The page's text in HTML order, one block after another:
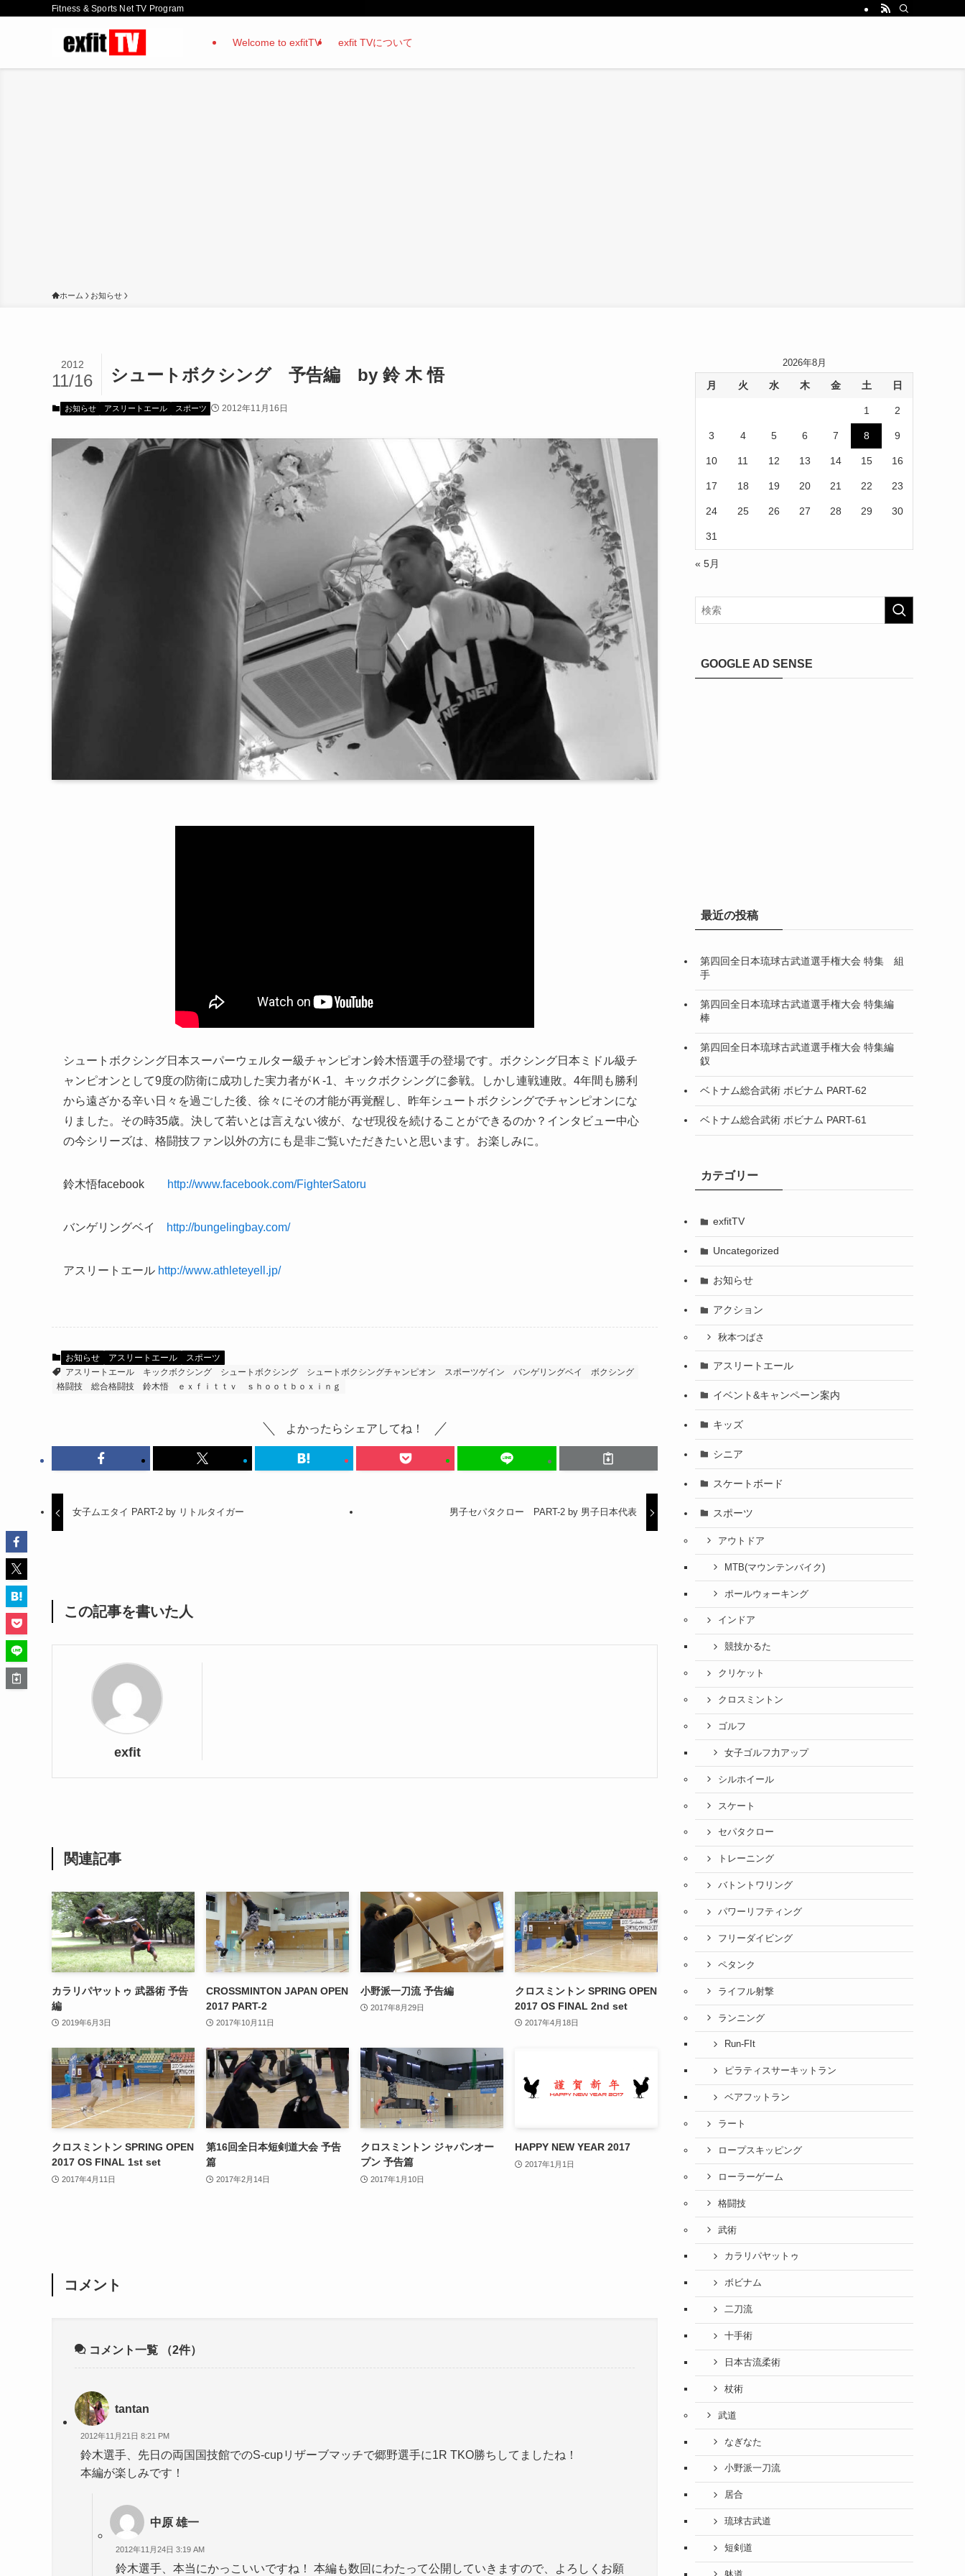
Fitness & Sports Net TV Program
Welcome to exfitTV exfit TVについて
ホーム お知らせ
シュートボクシング 予告編 by 鈴 木 悟
2012
11/16
お知らせ アスリートエール スポーツ 2012年11月16日
シュートボクシング日本スーパーウェルター級チャンピオン鈴木悟選手の登場です。ボクシング日本ミドル級チ
ャンピオンとして9度の防衛に成功した実力者がＫ-1、キックボクシングに参戦。しかし連戦連敗。4年間も勝利
から遠ざかる辛い日々を過ごした後、徐々にその才能が再覚醒し、昨年シュートボクシングでチャンピオンにな
りました。その時35歳。決して若いとは言えない彼が、なぜ現役を続けることができるのか？インタビュー中心
の今シリーズは、格闘技ファン以外の方にも是非ご覧いただきたいと思います。お楽しみに。
鈴木悟facebook http://www.facebook.com/FighterSatoru
バンゲリングベイ http://bungelingbay.com/
アスリートエール http://www.athleteyell.jp/
お知らせ アスリートエール
スポーツ
アスリートエール
キックボクシング シュートボクシング シュートボクシングチャンピオン スポーツゲイン バンゲリングベイ
ボクシング
格闘技
総合格闘技 鈴木悟 ｅｘｆｉｔｔｖ ｓｈｏｏｔｂｏｘｉｎｇ
よかったらシェアしてね！
女子ムエタイ PART-2 by リトルタイガー 男子セパタクロー PART-2 by 男子日本代表
この記事を書いた人
exfit
関連記事
カラリパヤットゥ 武器術 予告
編
2019年6月3日
CROSSMINTON JAPAN OPEN
2017 PART-2
2017年10月11日
小野派一刀流 予告編
2017年8月29日
クロスミントン SPRING OPEN
2017 OS FINAL 2nd set
2017年4月18日
クロスミントン SPRING OPEN
2017 OS FINAL 1st set
2017年4月11日
第16回全日本短剣道大会 予告
篇
2017年2月14日
クロスミントン ジャパンオー
プン 予告篇
2017年1月10日
HAPPY NEW YEAR 2017
2017年1月1日
コメント
コメント一覧 （2件）
tantan
2012年11月21日 8:21 PM
鈴木選手、先日の両国国技館でのS-cupリザーブマッチで郷野選手に1R TKO勝ちしてましたね！
本編が楽しみです！
中原 雄一
2012年11月24日 3:19 AM
鈴木選手、本当にかっこいいですね！ 本編も数回にわたって公開していきますので、よろしくお願
2026年8月
月 火 水 木 金 土 日
1 2
3 4 5 6 7 8 9
10 11 12 13 14 15 16
17 18 19 20 21 22 23
24 25 26 27 28 29 30
31
« 5月
GOOGLE AD SENSE
最近の投稿
第四回全日本琉球古武道選手権大会 特集 組
手
第四回全日本琉球古武道選手権大会 特集編
棒
第四回全日本琉球古武道選手権大会 特集編
釵
ベトナム総合武術 ボビナム PART-62
ベトナム総合武術 ボビナム PART-61
カテゴリー
exfitTV
Uncategorized
お知らせ
アクション
秋本つばさ
アスリートエール
イベント&キャンペーン案内
キッズ
シニア
スケートボード
スポーツ
アウトドア
MTB(マウンテンバイク)
ポールウォーキング
インドア
競技かるた
クリケット
クロスミントン
ゴルフ
女子ゴルフ力アップ
シルホイール
スケート
セパタクロー
トレーニング
バトントワリング
パワーリフティング
フリーダイビング
ペタンク
ライフル射撃
ランニング
Run-FIt
ピラティスサーキットラン
ベアフットラン
ラート
ロープスキッピング
ローラーゲーム
格闘技
武術
カラリパヤットゥ
ボビナム
二刀流
十手術
日本古流柔術
杖術
武道
なぎなた
小野派一刀流
居合
琉球古武道
短剣道